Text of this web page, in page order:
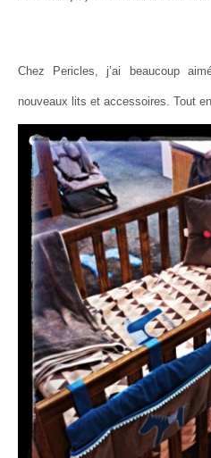
Chez Pericles, j’ai beaucoup
nouveaux lits et accessoires. Tout